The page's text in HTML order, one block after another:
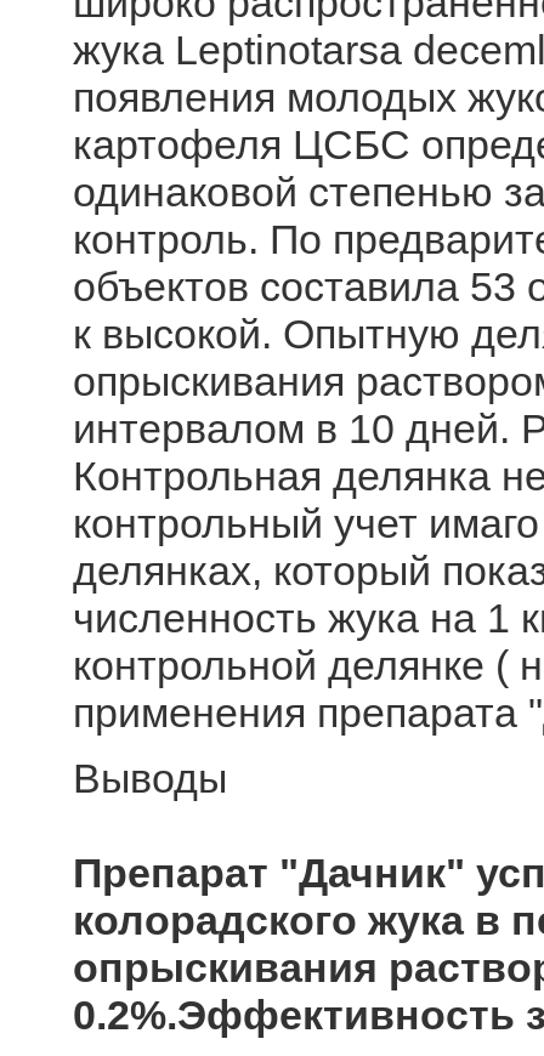
жука Leptinotarsa
появления молодых
картофеля ЦСБС
одинаковой степенью
контроль. По
объектов составила
к высокой. Опытную
опрыскивания
интервалом в 10 дней.
Контрольная делянка
контрольный учет
делянках, который
численность жука на 1
контрольной делянке (
применения препарата
Выводы
Препарат "Дачник"
колорадского жука в
опрыскивания
0.2%.Эффективность